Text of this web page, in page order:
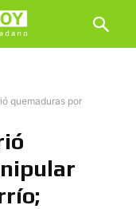
quemaduras por